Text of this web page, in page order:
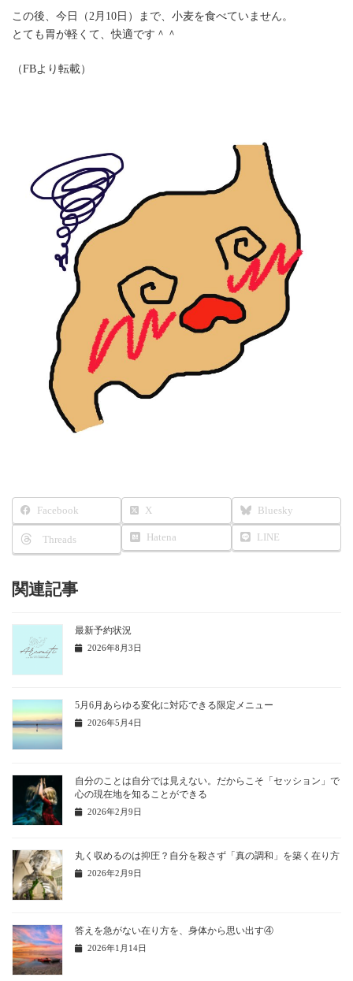
この後、今日（2月10日）まで、小麦を食べていません。
とても胃が軽くて、快適です＾＾
（FBより転載）
Facebook X Bluesky
Threads Hatena LINE
関連記事
最新予約状況
2026年8月3日
5月6月あらゆる変化に対応できる限定メニュー
2026年5月4日
自分のことは自分では見えない。だからこそ「セッション」で
心の現在地を知ることができる
2026年2月9日
丸く収めるのは抑圧？自分を殺さず「真の調和」を築く在り方
2026年2月9日
答えを急がない在り方を、身体から思い出す④
2026年1月14日